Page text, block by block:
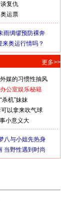
复仇
运票
雨绸缪预防裸奔
来奥运行情吗？
更多>>
媒的习惯性抽风
公室娱乐秘籍
杀机”妹妹
以拿来吹气球
小意义大
八与小姐先热身
当野性遇到时尚